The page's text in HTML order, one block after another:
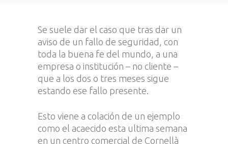
Se suele dar el caso que tras dar un
aviso de un fallo de seguridad, con
toda la buena fe del mundo, a una
empresa o institución – no cliente –
que a los dos o tres meses sigue
estando ese fallo presente.
Esto viene a colación de un ejemplo
como el acaecido esta ultima semana
en un centro comercial de Cornellà